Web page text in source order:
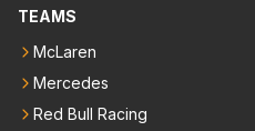
TEAMS
McLaren
Mercedes
Red Bull Racing